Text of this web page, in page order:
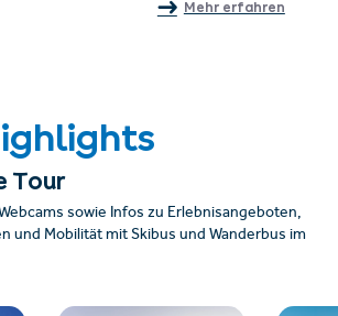
Mehr erfahren
Tour
sowie Infos zu Erlebnisangeboten,
und Mobilität mit Skibus und Wanderbus im